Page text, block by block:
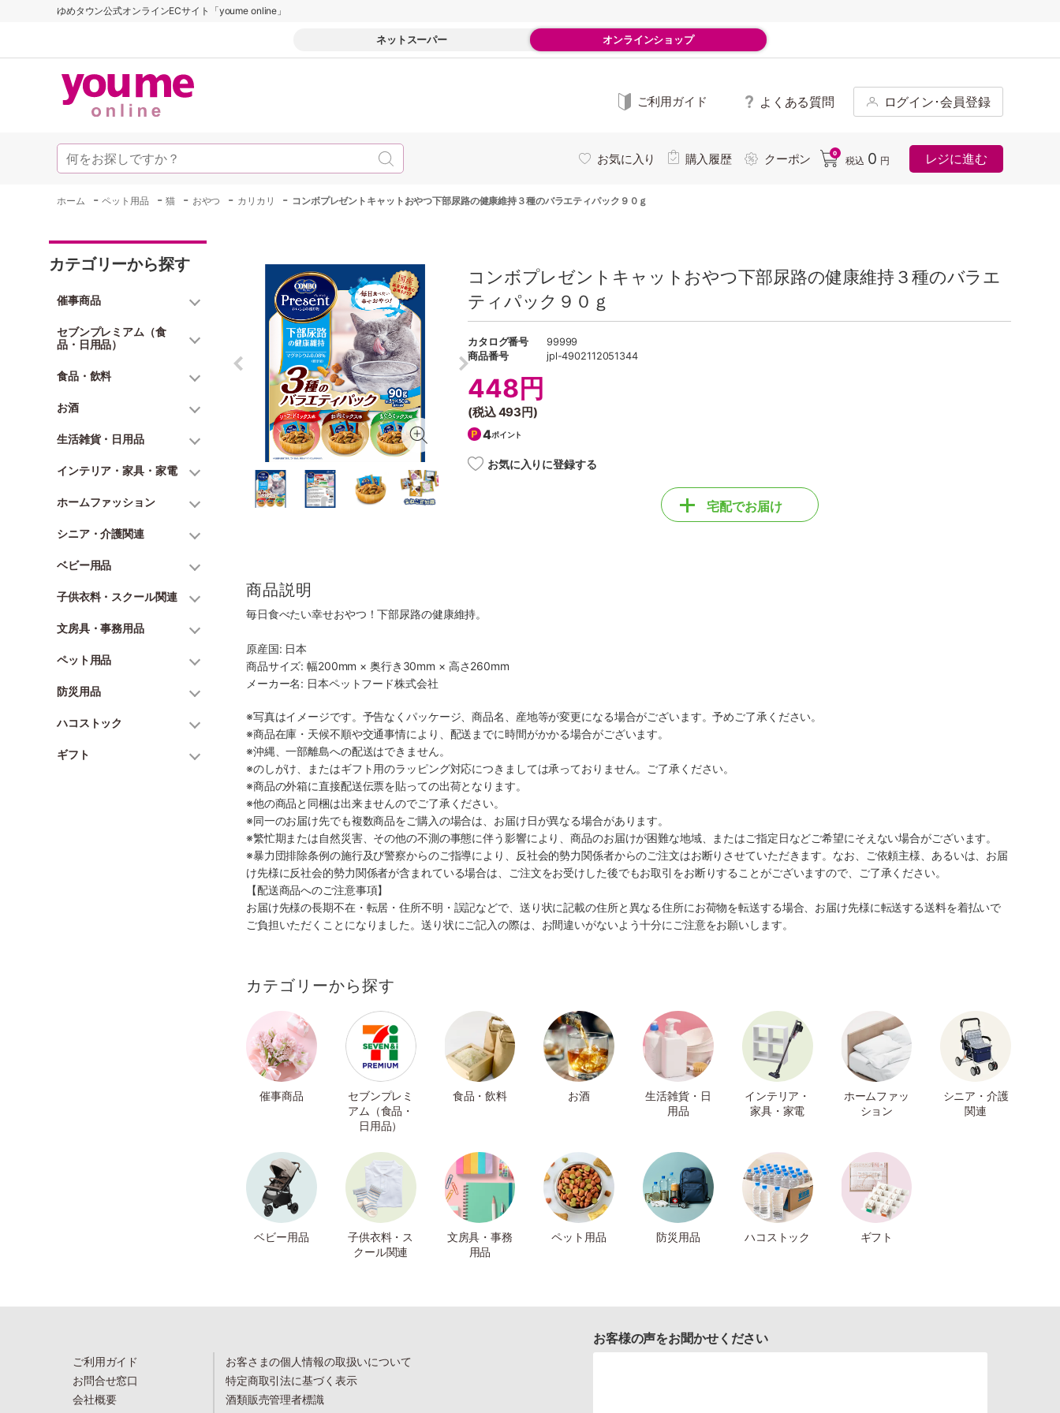
ゆめタウン公式オンラインECサイト「youme online」
ネットスーパー オンラインショップ
ご利用ガイド よくある質問 ログイン･会員登録
お気に入り 購入履歴 クーポン 0
税込 0 円 レジに進む
ホーム -ペット用品 -猫 - おやつ - カリカリ - コンボプレゼントキャットおやつ下部尿路の健康維持３種のバラエティパック９０ｇ
カテゴリーから探す
催事商品
セブンプレミアム（食
品・日用品）
食品・飲料
お酒
生活雑貨・日用品
インテリア・家具・家電
ホームファッション
シニア・介護関連
ベビー用品
子供衣料・スクール関連
文房具・事務用品
ペット用品
防災用品
ハコストック
ギフト
コンボプレゼントキャットおやつ下部尿路の健康維持３種のバラエ
ティパック９０ｇ
カタログ番号
99999
商品番号
jpl-4902112051344
448円
(税込493円)
4ポイント
お気に入りに登録する
宅配でお届け
商品説明
毎日食べたい幸せおやつ！下部尿路の健康維持。
原産国: 日本
商品サイズ: 幅200mm × 奥行き30mm × 高さ260mm
メーカー名: 日本ペットフード株式会社
※写真はイメージです。予告なくパッケージ、商品名、産地等が変更になる場合がございます。予めご了承ください。
※商品在庫・天候不順や交通事情により、配送までに時間がかかる場合がございます。
※沖縄、一部離島への配送はできません。
※のしがけ、またはギフト用のラッピング対応につきましては承っておりません。ご了承ください。
※商品の外箱に直接配送伝票を貼っての出荷となります。
※他の商品と同梱は出来ませんのでご了承ください。
※同一のお届け先でも複数商品をご購入の場合は、お届け日が異なる場合があります。
※繁忙期または自然災害、その他の不測の事態に伴う影響により、商品のお届けが困難な地域、またはご指定日などご希望にそえない場合がございます。
※暴力団排除条例の施行及び警察からのご指導により、反社会的勢力関係者からのご注文はお断りさせていただきます。なお、ご依頼主様、あるいは、お届
け先様に反社会的勢力関係者が含まれている場合は、ご注文をお受けした後でもお取引をお断りすることがございますので、ご了承ください。
【配送商品へのご注意事項】
お届け先様の長期不在・転居・住所不明・誤記などで、送り状に記載の住所と異なる住所にお荷物を転送する場合、お届け先様に転送する送料を着払いで
ご負担いただくことになりました。送り状にご記入の際は、お間違いがないよう十分にご注意をお願いします。
カテゴリーから探す
催事商品
セブンプレミ
アム（食品・
日用品）
食品・飲料 お酒
生活雑貨・日
用品
インテリア・
家具・家電
ホームファッ
ション
シニア・介護
関連
ベビー用品
子供衣料・ス
クール関連
文房具・事務
用品
ペット用品 防災用品 ハコストック ギフト
ご利用ガイド
お問合せ窓口
会社概要
お客さまの個人情報の取扱いについて
特定商取引法に基づく表示
酒類販売管理者標識
お客様の声をお聞かせください